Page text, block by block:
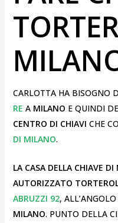
CARLOTTA HA BISOGNO
RE A MILANO E QUINDI
CENTRO DI CHIAVI CHE
DI MILANO.
LA CASA DELLA CHIAVE
AUTORIZZATO
ABRUZZI 92,
MILANO. PUNTO DELLA